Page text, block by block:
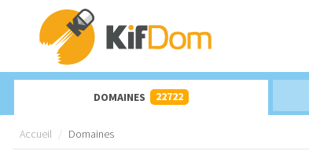
DOMAINES 22722
Accueil Domaines